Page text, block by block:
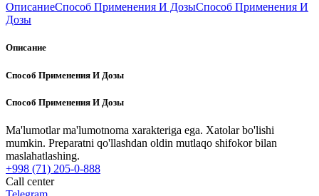
ОписаниеСпособ Применения И ДозыСпособ Применения И
Дозы
Описание
Способ Применения И Дозы
Способ Применения И Дозы
Ma'lumotlar ma'lumotnoma xarakteriga ega. Xatolar bo'lishi
mumkin. Preparatni qo'llashdan oldin mutlaqo shifokor bilan
maslahatlashing.
+998 (71) 205-0-888
Call center